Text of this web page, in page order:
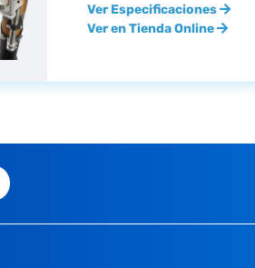
Ver Especificaciones
Ver en Tienda Online